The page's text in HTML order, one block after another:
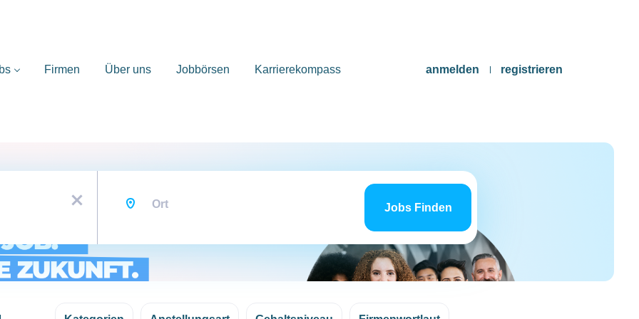
anmelden registrieren
Firmen Über uns Jobbörsen Karrierekompass
x
Jobs
findenJobs Finden